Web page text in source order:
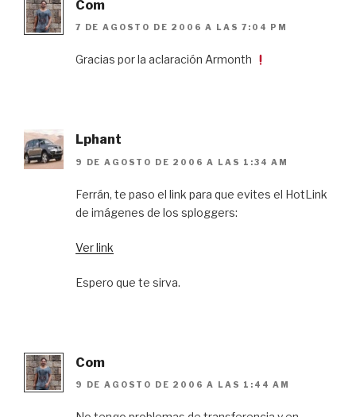
Com
7 DE AGOSTO DE 2006 A LAS 7:04 PM
Gracias por la aclaración Armonth
Lphant
9 DE AGOSTO DE 2006 A LAS 1:34 AM
Ferrán, te paso el link para que evites el HotLink
de imágenes de los sploggers:
Ver link
Espero que te sirva.
Com
9 DE AGOSTO DE 2006 A LAS 1:44 AM